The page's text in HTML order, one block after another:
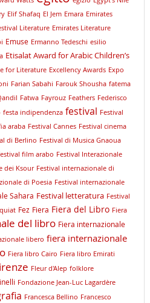
Elif Shafaq El Jem Emara Emirates
Literature Emirates Literature
Emuse Ermanno Tedeschi esilio
Etisalat Award for Arabic Children’s
for Literature Excellency Awards Expo
Farian Sabahi Farouk Shousha fatema
Fatwa Fayrouz Feathers Federisco
festa indipendenza festival Festival
araba Festival Cannes Festival cinema
di Berlino Festival di Musica Gnaoua
film arabo Festival Interazionale
dei Ksour Festival internazionale di
di Poesia Festival internazionale
Sahara Festival letteratura Festival
Fez Fiera Fiera del Libro Fiera
del libro Fiera internazionale
libero fiera internazionale
Fiera libro Cairo Fiera libro Emirati
Fleur d'Alep folklore
Fondazione Jean-Luc Lagardère
Francesca Bellino Francesco